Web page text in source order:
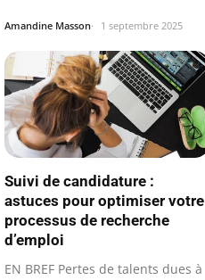
Amandine Masson 1 septembre 2025
Suivi de candidature :
astuces pour optimiser votre
processus de recherche
d’emploi
EN BREF Pertes de talents dues à